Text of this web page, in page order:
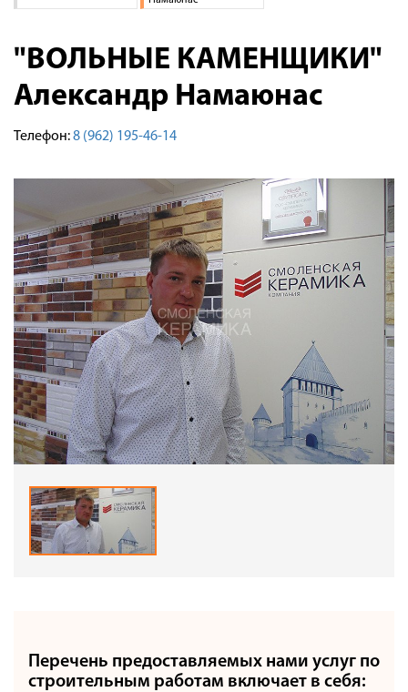
Доставка
Контакты
"ВОЛЬНЫЕ КАМЕНЩИКИ"
Александр Намаюнас
Телефон:8 (962) 195-46-14
Перечень предоставляемых нами услуг по
строительным работам включает в себя: